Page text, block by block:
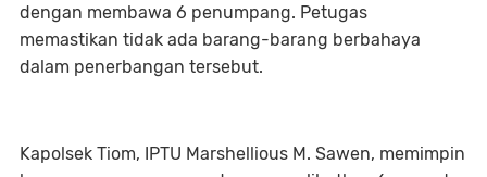
dengan membawa 6 penumpang. Petugas
memastikan tidak ada barang-barang berbahaya
dalam penerbangan tersebut.
Kapolsek Tiom, IPTU Marshellious M. Sawen, memimpin